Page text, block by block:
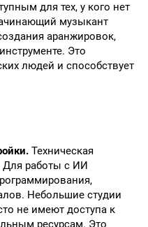
для тех, у кого нет
музыкант
аранжировок,
Это
людей и способствует
Техническая
Для работы с ИИ
Небольшие студии
не имеют доступа к
ресурсам. Это